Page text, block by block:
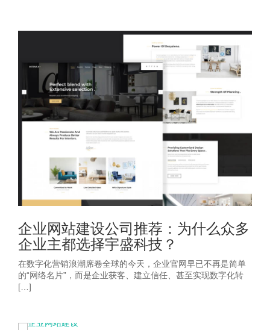
企业网站建设公司推荐：为什么众多
企业主都选择宇盛科技？
在数字化营销浪潮席卷全球的今天，企业官网早已不再是简单
的“网络名片”，而是企业获客、建立信任、甚至实现数字化转
[…]